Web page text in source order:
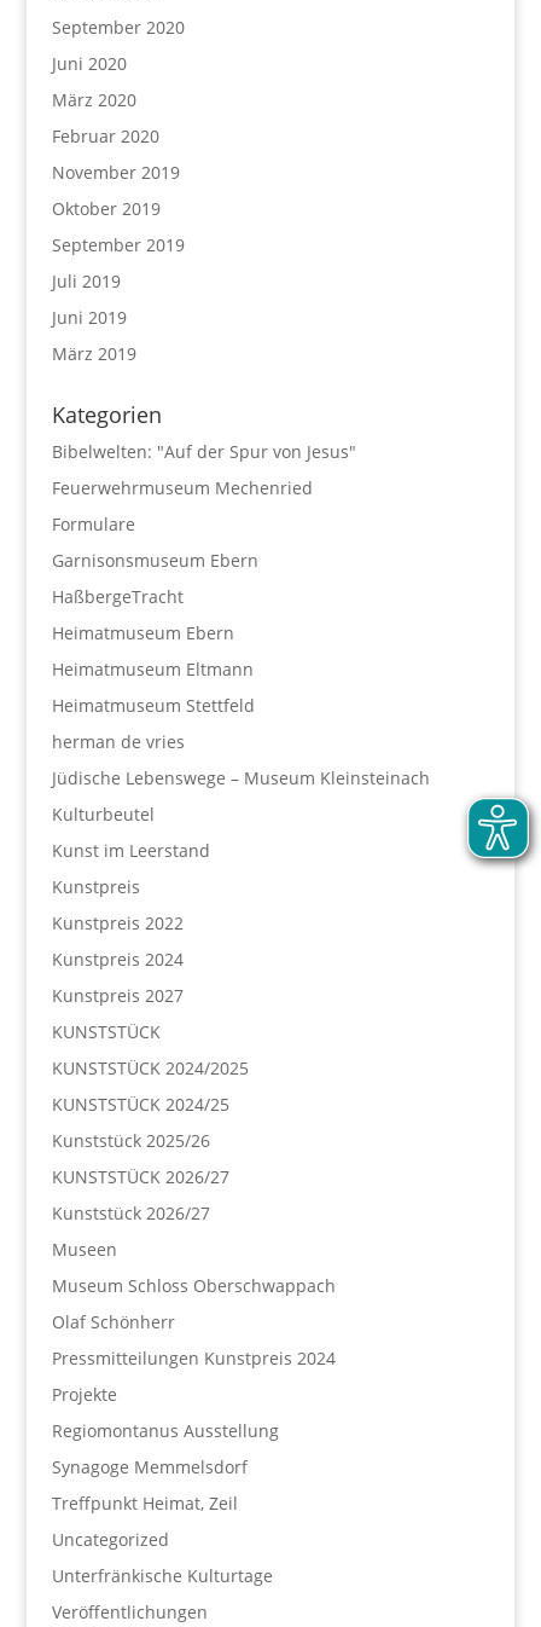
September 2020
Juni 2020
März 2020
Februar 2020
November 2019
Oktober 2019
September 2019
Juli 2019
Juni 2019
März 2019
Kategorien
Bibelwelten: "Auf der Spur von Jesus"
Feuerwehrmuseum Mechenried
Formulare
Garnisonsmuseum Ebern
HaßbergeTracht
Heimatmuseum Ebern
Heimatmuseum Eltmann
Heimatmuseum Stettfeld
herman de vries
Jüdische Lebenswege – Museum Kleinsteinach
Kulturbeutel
Kunst im Leerstand
Kunstpreis
Kunstpreis 2022
Kunstpreis 2024
Kunstpreis 2027
KUNSTSTÜCK
KUNSTSTÜCK 2024/2025
KUNSTSTÜCK 2024/25
Kunststück 2025/26
KUNSTSTÜCK 2026/27
Kunststück 2026/27
Museen
Museum Schloss Oberschwappach
Olaf Schönherr
Pressmitteilungen Kunstpreis 2024
Projekte
Regiomontanus Ausstellung
Synagoge Memmelsdorf
Treffpunkt Heimat, Zeil
Uncategorized
Unterfränkische Kulturtage
Veröffentlichungen